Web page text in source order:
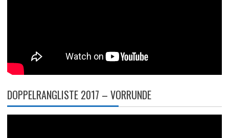
DOPPELRANGLISTE 2017 – VORRUNDE